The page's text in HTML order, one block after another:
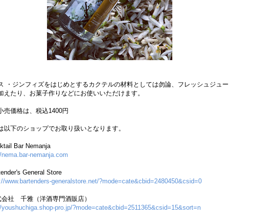
・ジンフィズをはじめとするカクテルの材料としては勿論、フレッシュジュー
えたり、お菓子作りなどにお使いいただけます。
売価格は、税込1400円
以下のショップでお取り扱いとなります。
Bar Nemanja
nemanja.com
General Store
www.bartenders-generalstore.net/?mode=cate&cbid=2480450&csid=0
社 千雅（洋酒専門酒販店）
pro.jp/?mode=cate&cbid=2511365&csid=15&sort=n